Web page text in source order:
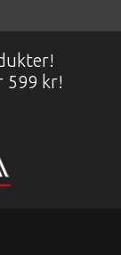
599 kr!